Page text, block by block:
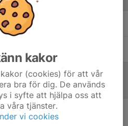
mot B.O.IF.
kakor
(cookies) för att vår
bra för dig. De används
i syfte att hjälpa oss att
våra tjänster.
vi cookies